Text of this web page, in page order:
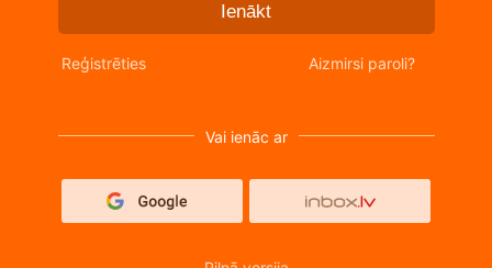
Ienākt
Reģistrēties Aizmirsi paroli?
Vai ienāc ar